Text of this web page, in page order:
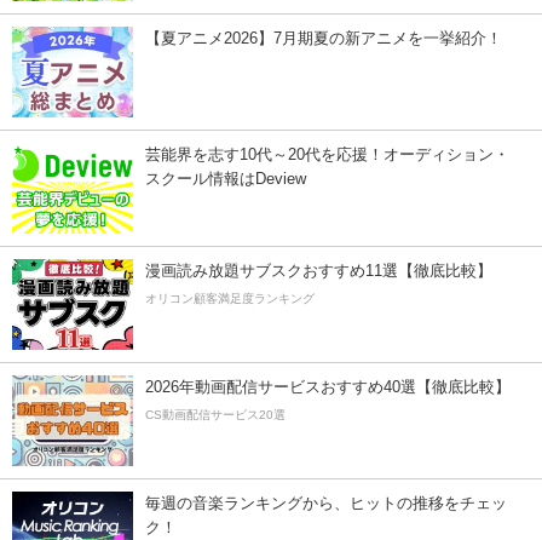
【夏アニメ2026】7月期夏の新アニメを一挙紹介！
芸能界を志す10代～20代を応援！オーディション・
スクール情報はDeview
漫画読み放題サブスクおすすめ11選【徹底比較】
オリコン顧客満足度ランキング
2026年動画配信サービスおすすめ40選【徹底比較】
CS動画配信サービス20選
毎週の音楽ランキングから、ヒットの推移をチェッ
ク！